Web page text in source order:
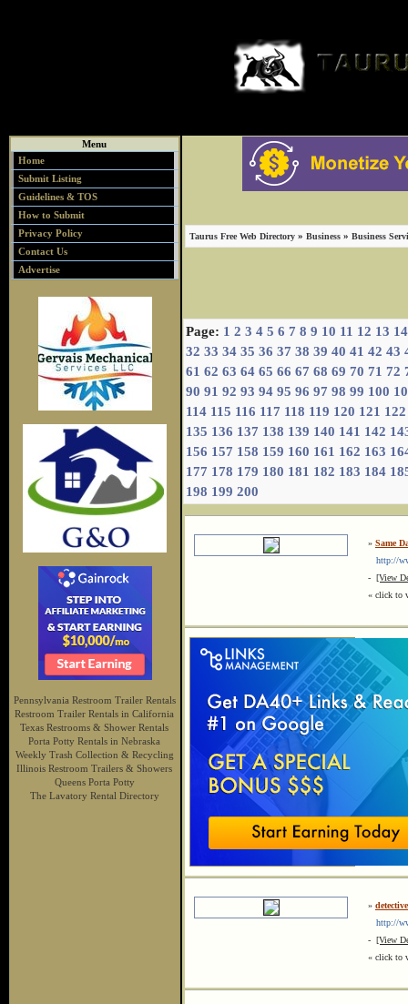
Menu
Home
Submit Listing
Guidelines & TOS
How to Submit
Privacy Policy
Contact Us
Advertise
Pennsylvania Restroom Trailer Rentals
Restroom Trailer Rentals in California
Texas Restrooms & Shower Rentals
Porta Potty Rentals in Nebraska
Weekly Trash Collection & Recycling
Illinois Restroom Trailers & Showers
Queens Porta Potty
The Lavatory Rental Directory
Taurus Free Web Directory » Business » Business
Page: 1 2 3 4 5 6 7 8 9 10 11 12 13 14
32 33 34 35 36 37 38 39 40 41 42 43
61 62 63 64 65 66 67 68 69 70 71 72
90 91 92 93 94 95 96 97 98 99 100
114 115 116 117 118 119 120 121 122
135 136 137 138 139 140 141 142
156 157 158 159 160 161 162 163
177 178 179 180 181 182 183 184
198 199 200
» Same
http://
- [View
« click to
»
http://
- [View
« click to